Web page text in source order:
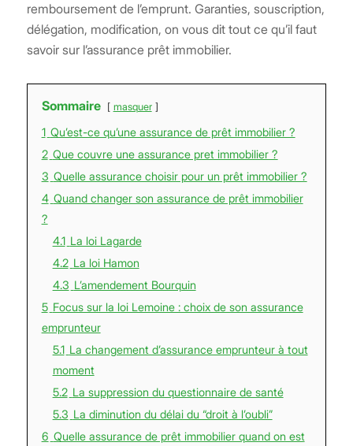
remboursement de l’emprunt. Garanties, souscription,
délégation, modification, on vous dit tout ce qu’il faut
savoir sur l’assurance prêt immobilier.
Sommaire masquer
1 Qu’est-ce qu’une assurance de prêt immobilier ?
2 Que couvre une assurance pret immobilier ?
3 Quelle assurance choisir pour un prêt immobilier ?
4 Quand changer son assurance de prêt immobilier
?
4.1 La loi Lagarde
4.2 La loi Hamon
4.3 L’amendement Bourquin
5 Focus sur la loi Lemoine : choix de son assurance
emprunteur
5.1 La changement d’assurance emprunteur à tout
moment
5.2 La suppression du questionnaire de santé
5.3 La diminution du délai du “droit à l’oubli”
6 Quelle assurance de prêt immobilier quand on est